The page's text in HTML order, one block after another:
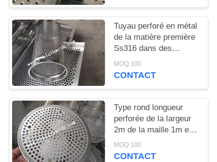
Tuyau perforé en métal
de la matière première
Ss316 dans des
produits de filtre
MOQ:100
CONTACT
Type rond longueur
perforée de la largeur
2m de la maille 1m en
métal de taille de trou
de 2mm
MOQ:100
CONTACT